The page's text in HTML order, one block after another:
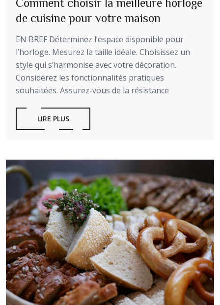
Comment choisir la meilleure horloge
de cuisine pour votre maison
EN BREF Déterminez l’espace disponible pour
l’horloge. Mesurez la taille idéale. Choisissez un
style qui s’harmonise avec votre décoration.
Considérez les fonctionnalités pratiques
souhaitées. Assurez-vous de la résistance
LIRE PLUS